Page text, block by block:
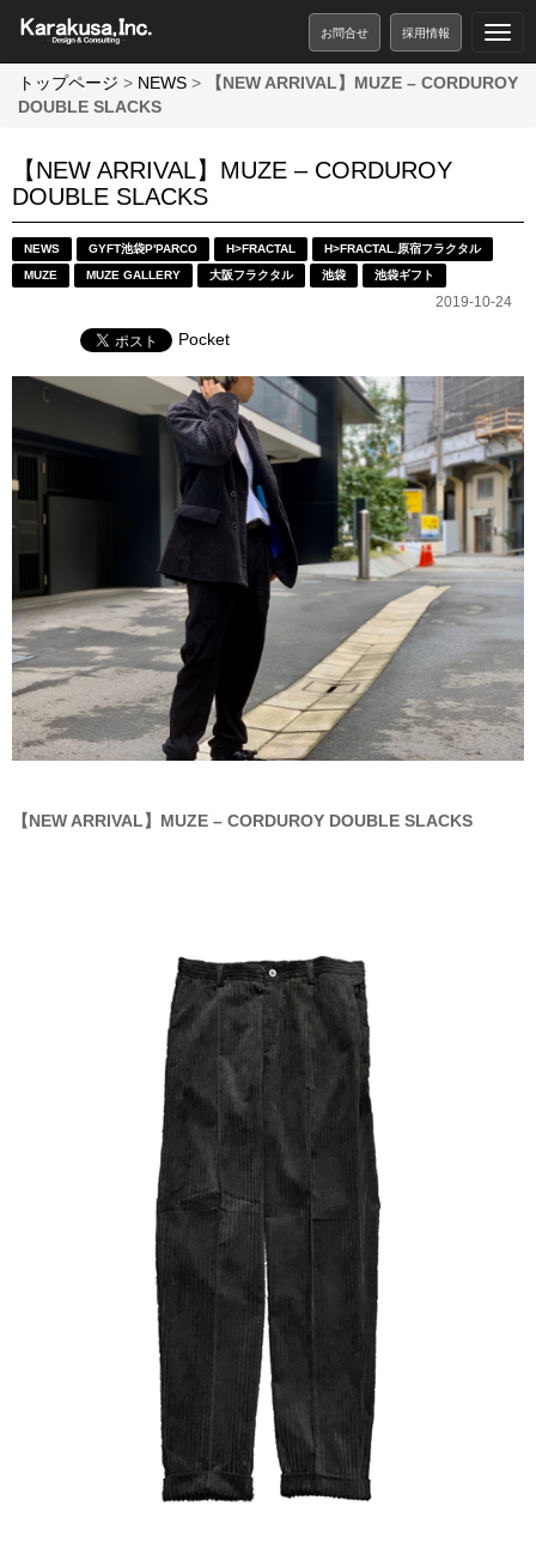
採用情報
お問合せ
トップページ > NEWS >
【NEW ARRIVAL】MUZE – CORDUROY
DOUBLE SLACKS
【NEW ARRIVAL】MUZE – CORDUROY
DOUBLE SLACKS
NEWS GYFT池袋P'PARCO H>FRACTAL
H>FRACTAL.原宿フラクタル
MUZE
MUZE GALLERY 大阪フラクタル 池袋 池袋ギフト
2019-10-24
Pocket
【NEW ARRIVAL】MUZE – CORDUROY DOUBLE SLACKS